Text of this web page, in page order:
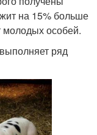
на 15% больше
молодых особей.
ряд